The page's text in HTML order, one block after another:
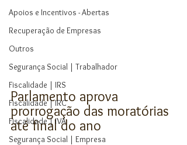
Apoios e Incentivos - Abertas
Recuperação de Empresas
Outros
Segurança Social | Trabalhador
Fiscalidade | IRS
Fiscalidade | IRC
Fiscalidade | IVA
Segurança Social | Empresa
Parlamento aprova
prorrogação das moratórias
até final do ano